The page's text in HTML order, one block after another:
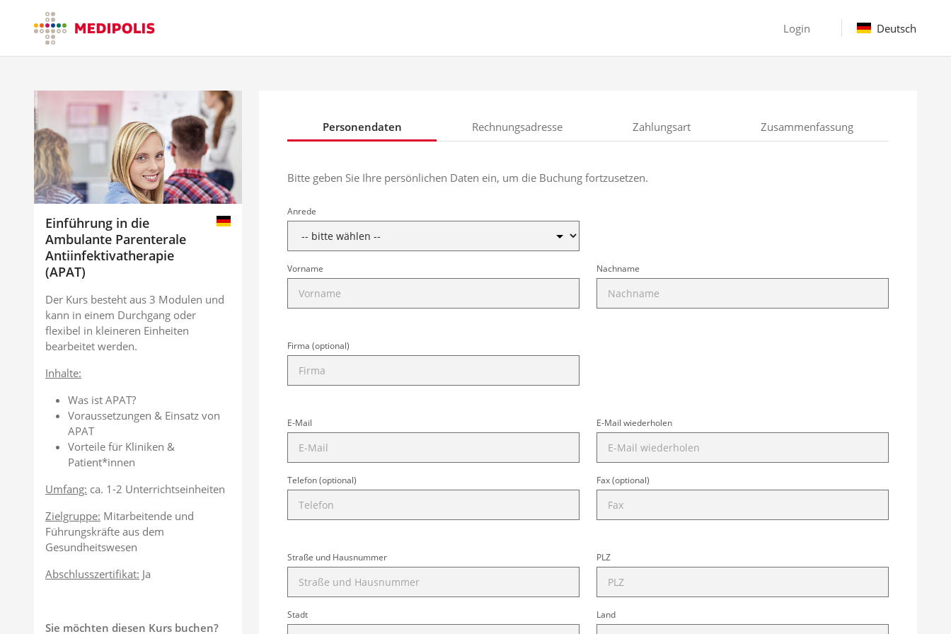
Login Deutsch
Einführung in die
Ambulante Parenterale
Antiinfektivatherapie
(APAT)
Der Kurs besteht aus 3 Modulen und
kann in einem Durchgang oder
flexibel in kleineren Einheiten
bearbeitet werden.
Inhalte:
Was ist APAT?
Voraussetzungen & Einsatz von
APAT
Vorteile für Kliniken &
Patient*innen
Umfang: ca. 1-2 Unterrichtseinheiten
Zielgruppe: Mitarbeitende und
Führungskräfte aus dem
Gesundheitswesen
Abschlusszertifikat: Ja
Sie möchten diesen Kurs buchen?
Personendaten Rechnungsadresse Zahlungsart Zusammenfassung
Bitte geben Sie Ihre persönlichen Daten ein, um die Buchung fortzusetzen.
Anrede
Vorname Nachname
Firma (optional)
E-Mail E-Mail wiederholen
Telefon (optional) Fax (optional)
Straße und Hausnummer PLZ
Stadt Land